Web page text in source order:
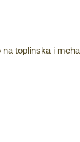
na toplinska i